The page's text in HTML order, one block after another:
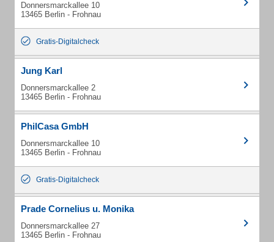
Donnersmarckallee 10
13465 Berlin - Frohnau
Gratis-Digitalcheck
Jung Karl
Donnersmarckallee 2
13465 Berlin - Frohnau
PhilCasa GmbH
Donnersmarckallee 10
13465 Berlin - Frohnau
Gratis-Digitalcheck
Prade Cornelius u. Monika
Donnersmarckallee 27
13465 Berlin - Frohnau